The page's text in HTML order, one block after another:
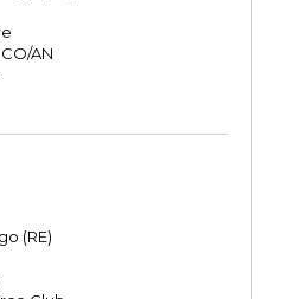
AN
(RE)